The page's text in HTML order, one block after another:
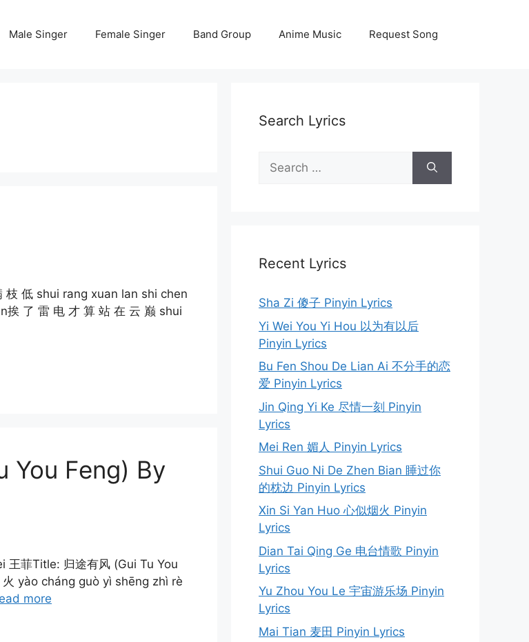
Male Singer Female Singer Band Group Anime Music Request Song
枝 低 shui rang xuan lan shi chen
了 雷 电 才 算 站 在 云 巅 shui
You Feng) By
王菲Title: 归途有风 (Gui Tu You
yào cháng guò yì shēng zhì rè
more
Search Lyrics
Search
for:
Recent Lyrics
Sha Zi 傻子 Pinyin Lyrics
Yi Wei You Yi Hou 以为有以后
Pinyin Lyrics
Bu Fen Shou De Lian Ai 不分手的恋
爱 Pinyin Lyrics
Jin Qing Yi Ke 尽情一刻 Pinyin
Lyrics
Mei Ren 媚人 Pinyin Lyrics
Shui Guo Ni De Zhen Bian 睡过你
的枕边 Pinyin Lyrics
Xin Si Yan Huo 心似烟火 Pinyin
Lyrics
Dian Tai Qing Ge 电台情歌 Pinyin
Lyrics
Yu Zhou You Le 宇宙游乐场 Pinyin
Lyrics
Mai Tian 麦田 Pinyin Lyrics